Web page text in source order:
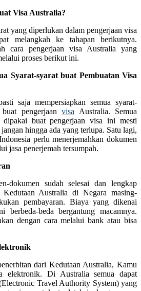
Visa Australia?
yang diperlukan dalam pengerjaan visa
melangkah ke tahapan berikutnya.
cara pengerjaan visa Australia yang
proses berikut ini.
Syarat-syarat buat Pembuatan Visa
saja mempersiapkan semua syarat-
buat pengerjaanvisa Australia. Semua
dipakai buat pengerjaan visa ini mesti
hingga ada yang terlupa. Satu lagi,
perlu menerjemahkan dokumen
jasa penerjemah tersumpah.
dokumen sudah selesai dan lengkap
Australia di Negara masing-
pembayaran. Biaya yang dikenai
berbeda-beda bergantung macamnya.
dengan cara melalui bank atau bisa
dari Kedutaan Australia, Kamu
elektronik. Di Australia semua dapat
Travel Authority System) yang